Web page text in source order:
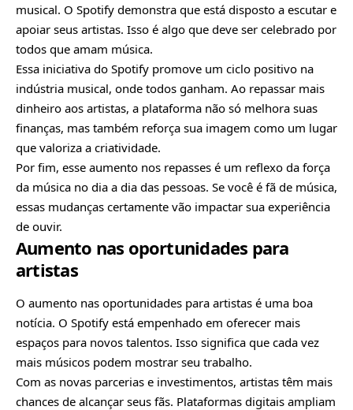
musical. O Spotify demonstra que está disposto a escutar e
apoiar seus artistas. Isso é algo que deve ser celebrado por
todos que amam música.
Essa iniciativa do Spotify promove um ciclo positivo na
indústria musical, onde todos ganham. Ao repassar mais
dinheiro aos artistas, a plataforma não só melhora suas
finanças, mas também reforça sua imagem como um lugar
que valoriza a criatividade.
Por fim, esse aumento nos repasses é um reflexo da força
da música no dia a dia das pessoas. Se você é fã de música,
essas mudanças certamente vão impactar sua experiência
de ouvir.
Aumento nas oportunidades para
artistas
O aumento nas oportunidades para artistas é uma boa
notícia. O Spotify está empenhado em oferecer mais
espaços para novos talentos. Isso significa que cada vez
mais músicos podem mostrar seu trabalho.
Com as novas parcerias e investimentos, artistas têm mais
chances de alcançar seus fãs. Plataformas digitais ampliam